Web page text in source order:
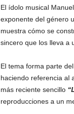
El ídolo musical
exponente del género
muestra cómo se
sincero que los lleva a
El tema forma parte
haciendo referencia al
más reciente sencillo
reproducciones a un